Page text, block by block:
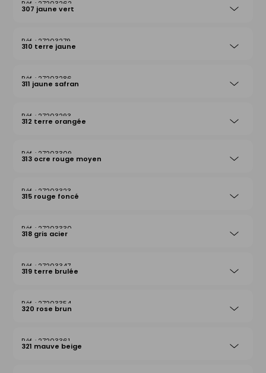
27203262
307 jaune vert
27203279
310 terre jaune
27203286
311 jaune safran
27203293
312 terre orangée
27203309
313 ocre rouge moyen
27203323
315 rouge foncé
27203330
318 gris acier
27203347
319 terre brulée
27203354
320 rose brun
27203361
321 mauve beige